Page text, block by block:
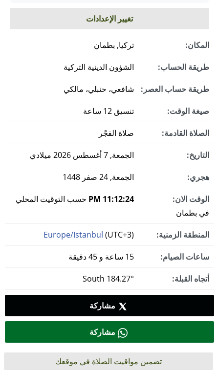
تغيير الإعدادات
المكان: تركيا, بطمان
طريقة الحساب: الشؤون الدينية التركية
طريقة حساب العصر: شافعي، حنبلي، مالكي
صيغة الوقت: تنسيق 12 ساعة
الصلاة القادمة: صلاة الفجْر
التاريخ: الجمعة, 7 أغسطس 2026 ميلادي
هجري: الجمعة, 24 صفر 1448
الوقت الان: 11:12:24 PM
حسب التوقيت المحلي
في بطمان
المنطقة الزمنية: Europe/Istanbul (UTC+3)
ساعات الصيام:
أتجاه القبلة:
مشاركة
مشاركة
تضمين مواقيت الصلاة في موقعك